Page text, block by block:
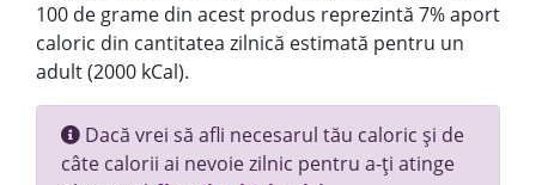
100 de grame din acest produs reprezintă 7% aport
caloric din cantitatea zilnică estimată pentru un
adult (2000 kCal).
Dacă vrei să afli necesarul tău caloric și de
câte calorii ai nevoie zilnic pentru a-ți atinge